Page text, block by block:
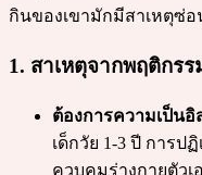
กินของเขามักมีสาเหตุซ่อ
1. สาเหตุจากพฤติกร
ต้องการความเป็นอิ
เด็กวัย 1-3 ปี การป
ควบคุมร่างกายตัวเ